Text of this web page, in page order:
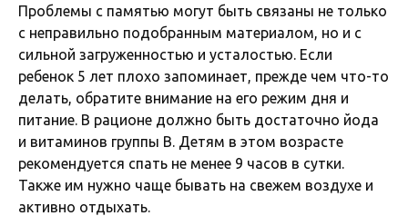
Проблемы с памятью могут быть связаны не только
с неправильно подобранным материалом, но и с
сильной загруженностью и усталостью. Если
ребенок 5 лет плохо запоминает, прежде чем что-то
делать, обратите внимание на его режим дня и
питание. В рационе должно быть достаточно йода
и витаминов группы B. Детям в этом возрасте
рекомендуется спать не менее 9 часов в сутки.
Также им нужно чаще бывать на свежем воздухе и
активно отдыхать.